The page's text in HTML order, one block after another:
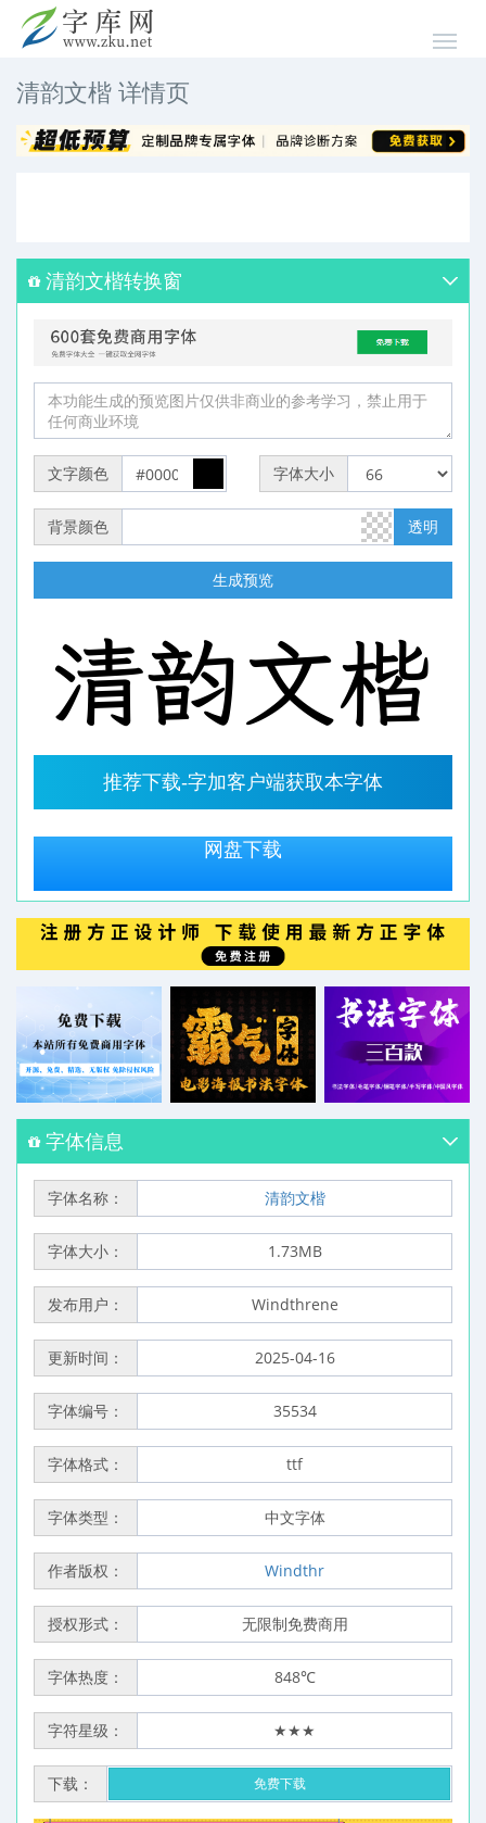
清韵文楷 详情页
清韵文楷转换窗
文字颜色 字体大小
背景颜色 透明
生成预览
推荐下载-字加客户端获取本字体
网盘下载
字体信息
字体名称： 清韵文楷
字体大小： 1.73MB
发布用户： Windthrene
更新时间： 2025-04-16
字体编号： 35534
字体格式： ttf
字体类型： 中文字体
作者版权： Windthr
授权形式： 无限制免费商用
字体热度： 848℃
字符星级： ★★★
下载： 免费下载